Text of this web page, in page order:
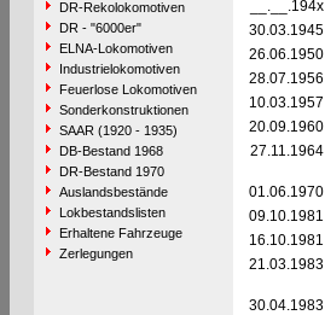
DR-Rekolokomotiven
DR - "6000er"
ELNA-Lokomotiven
Industrielokomotiven
Feuerlose Lokomotiven
Sonderkonstruktionen
SAAR (1920 - 1935)
DB-Bestand 1968
DR-Bestand 1970
Auslandsbestände
Lokbestandslisten
Erhaltene Fahrzeuge
Zerlegungen
__.__.194x
30.03.1945
26.06.1950
28.07.1956
10.03.1957
20.09.1960
27.11.1964
01.06.1970
09.10.1981
16.10.1981
21.03.1983
30.04.1983